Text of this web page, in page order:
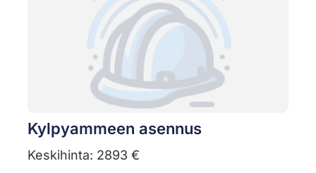
Kylpyammeen asennus
Keskihinta: 2893 €